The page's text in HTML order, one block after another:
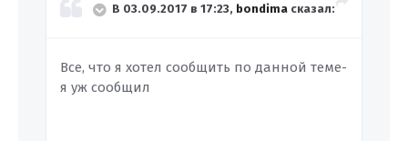
В 03.09.2017 в 17:23, bondima сказал:
Все, что я хотел сообщить по данной теме-
я уж сообщил